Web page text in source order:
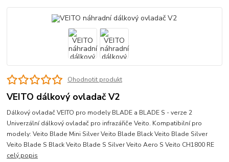
Ohodnotit produkt
VEITO dálkový ovladač V2
Dálkový ovladač VEITO pro modely BLADE a BLADE S - verze 2
Univerzální dálkový ovladač pro infrazářiče Veito. Kompatibilní pro
modely: Veito Blade Mini Silver Veito Blade Black Veito Blade Silver
Veito Blade S Black Veito Blade S Silver Veito Aero S Veito CH1800 RE
celý popis